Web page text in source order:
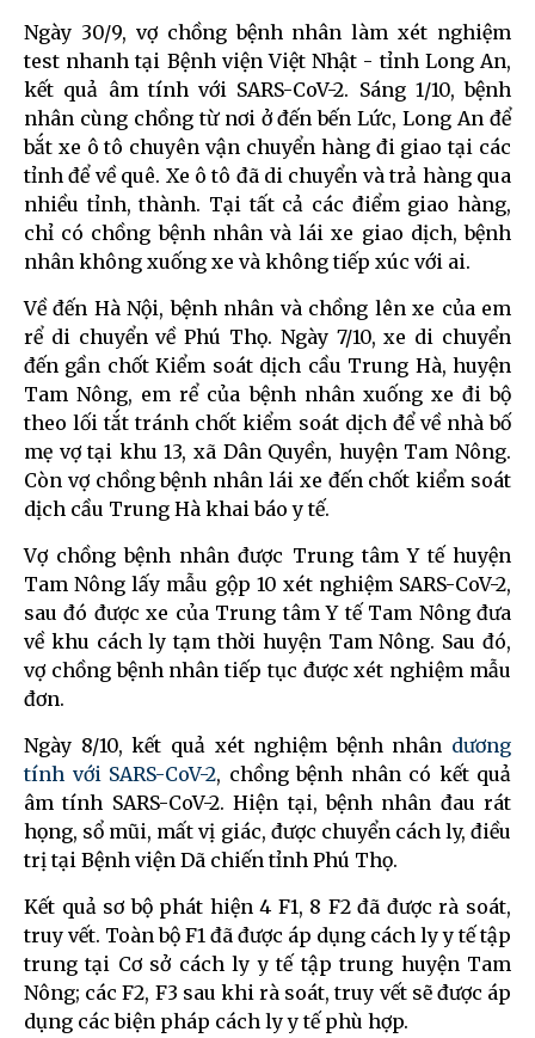
Ngày 30/9, vợ chồng bệnh nhân làm xét nghiệm
test nhanh tại Bệnh viện Việt Nhật - tỉnh Long An,
kết quả âm tính với SARS-CoV-2. Sáng 1/10, bệnh
nhân cùng chồng từ nơi ở đến bến Lức, Long An để
bắt xe ô tô chuyên vận chuyển hàng đi giao tại các
tỉnh để về quê. Xe ô tô đã di chuyển và trả hàng qua
nhiều tỉnh, thành. Tại tất cả các điểm giao hàng,
chỉ có chồng bệnh nhân và lái xe giao dịch, bệnh
nhân không xuống xe và không tiếp xúc với ai.
Về đến Hà Nội, bệnh nhân và chồng lên xe của em
rể di chuyển về Phú Thọ. Ngày 7/10, xe di chuyển
đến gần chốt Kiểm soát dịch cầu Trung Hà, huyện
Tam Nông, em rể của bệnh nhân xuống xe đi bộ
theo lối tắt tránh chốt kiểm soát dịch để về nhà bố
mẹ vợ tại khu 13, xã Dân Quyền, huyện Tam Nông.
Còn vợ chồng bệnh nhân lái xe đến chốt kiểm soát
dịch cầu Trung Hà khai báo y tế.
Vợ chồng bệnh nhân được Trung tâm Y tế huyện
Tam Nông lấy mẫu gộp 10 xét nghiệm SARS-CoV-2,
sau đó được xe của Trung tâm Y tế Tam Nông đưa
về khu cách ly tạm thời huyện Tam Nông. Sau đó,
vợ chồng bệnh nhân tiếp tục được xét nghiệm mẫu
đơn.
Ngày 8/10, kết quả xét nghiệm bệnh nhân dương
tính với SARS-CoV-2, chồng bệnh nhân có kết quả
âm tính SARS-CoV-2. Hiện tại, bệnh nhân đau rát
họng, sổ mũi, mất vị giác, được chuyển cách ly, điều
trị tại Bệnh viện Dã chiến tỉnh Phú Thọ.
Kết quả sơ bộ phát hiện 4 F1, 8 F2 đã được rà soát,
truy vết. Toàn bộ F1 đã được áp dụng cách ly y tế tập
trung tại Cơ sở cách ly y tế tập trung huyện Tam
Nông; các F2, F3 sau khi rà soát, truy vết sẽ được áp
dụng các biện pháp cách ly y tế phù hợp.